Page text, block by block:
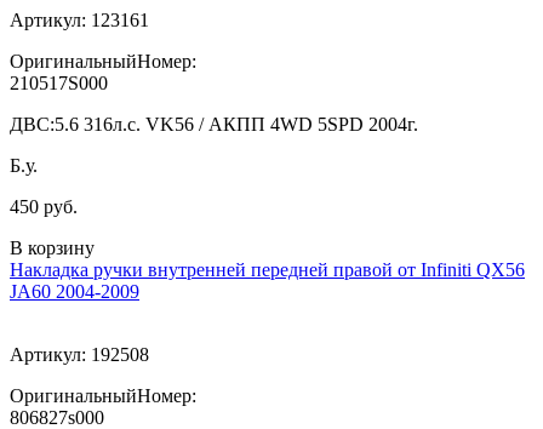
Артикул: 123161
ОригинальныйНомер:
210517S000
ДВС:5.6 316л.с. VK56 / АКПП 4WD 5SPD 2004г.
Б.у.
450 руб.
В корзину
Накладка ручки внутренней передней правой от Infiniti QX56
JA60 2004-2009
Артикул: 192508
ОригинальныйНомер:
806827s000